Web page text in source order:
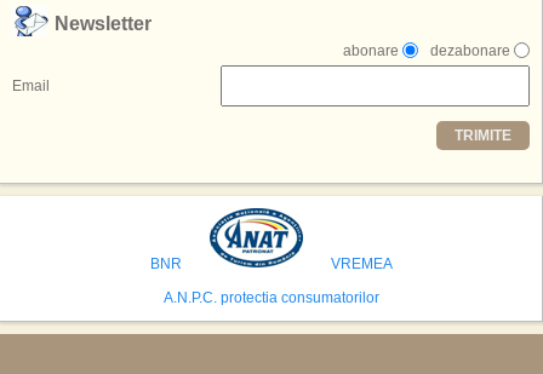
,,Credem ca exista sanse mari sa anuntam nu doar o locatie, ci poate mai
multe'', a declarat Michael R. Henderson, cofondator al Moon World
Resorts, citat de Gulf News. Potrivit acestuia, 2026 ar putea deveni un an
decisiv pentru reali zarea proiectului.
Printre celelalte tari care concureaza pentru a gazdui aceasta constructie
se numara Australia, Brazilia, China, Egipt, India, Polonia, Thailanda,
avea cele mai mari sanse de a castiga licitatia. Totusi, Spania, care se
preconizeaza ca va deveni a doua cea mai vizitata tara din lume in 2025,
isi bazeaza oferta pe infrastructura turistica solida si capacitatea hoteliera."
Newsletter
dezabonare
abonare
Email
TRIMITE
BNR
VREMEA
A.N.P.C. protectia consumatorilor